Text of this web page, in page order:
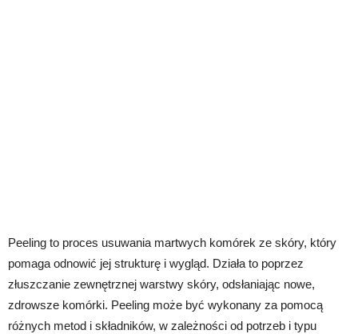
Peeling to proces usuwania martwych komórek ze skóry, który
pomaga odnowić jej strukturę i wygląd. Działa to poprzez
złuszczanie zewnętrznej warstwy skóry, odsłaniając nowe,
zdrowsze komórki. Peeling może być wykonany za pomocą
różnych metod i składników, w zależności od potrzeb i typu